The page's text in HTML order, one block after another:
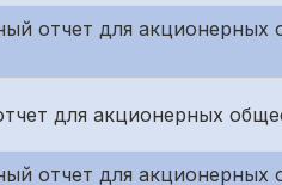
отчет для акционерных
для акционерных
отчет для